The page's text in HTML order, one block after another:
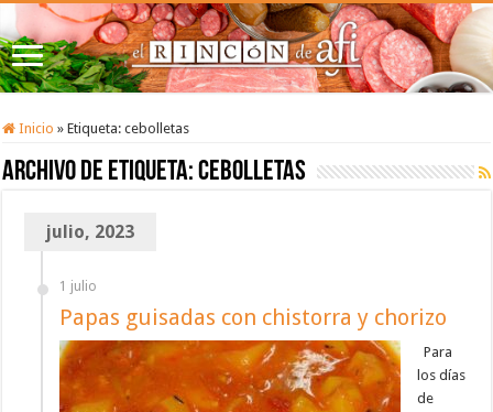
Inicio » Etiqueta:cebolletas
Archivo de etiqueta:cebolletas
julio, 2023
1 julio
Papas guisadas con chistorra y chorizo
Para
los días
de